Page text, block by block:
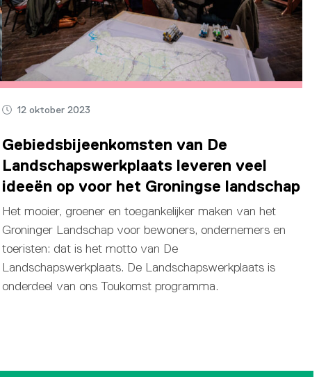
12 oktober 2023
Gebiedsbijeenkomsten van De
Landschapswerkplaats leveren veel
ideeën op voor het Groningse landschap
Het mooier, groener en toegankelijker maken van het
Groninger Landschap voor bewoners, ondernemers en
toeristen: dat is het motto van De
Landschapswerkplaats. De Landschapswerkplaats is
onderdeel van ons Toukomst programma.